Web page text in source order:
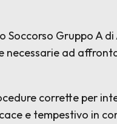
Soccorso Gruppo A
ad
corrette per
e tempestivo in